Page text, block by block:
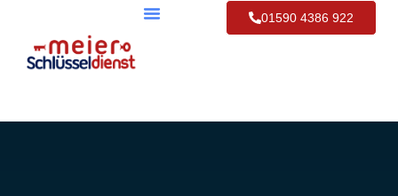
01590 4386 922